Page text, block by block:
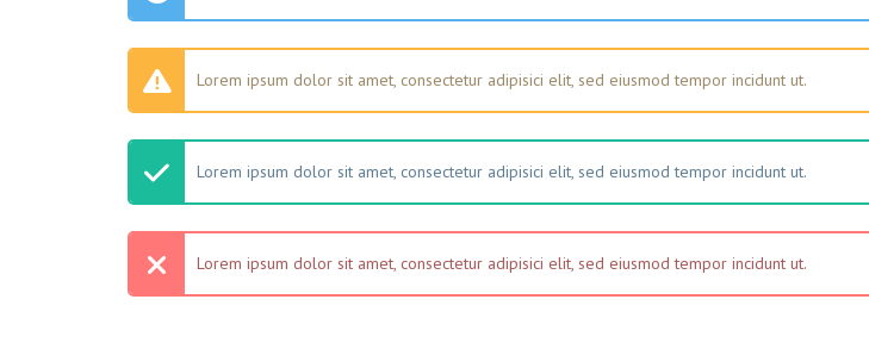
Lorem ipsum dolor sit amet, consectetur adipisici elit, sed eiusmod tempor incidunt ut.
Lorem ipsum dolor sit amet, consectetur adipisici elit, sed eiusmod tempor incidunt ut.
Lorem ipsum dolor sit amet, consectetur adipisici elit, sed eiusmod tempor incidunt ut.